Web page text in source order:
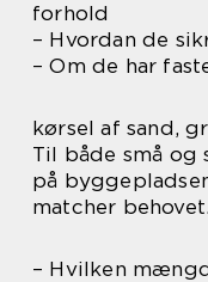
forhold
– Hvordan de
– Om de har
kørsel af sand,
Til både små og
på
matcher
– Hvilken